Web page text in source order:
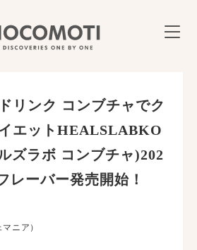
リンク コンブチャでク
エットHEALSLABKO
ズラボ コンブチャ)202
レーバー発売開始！
マニア）